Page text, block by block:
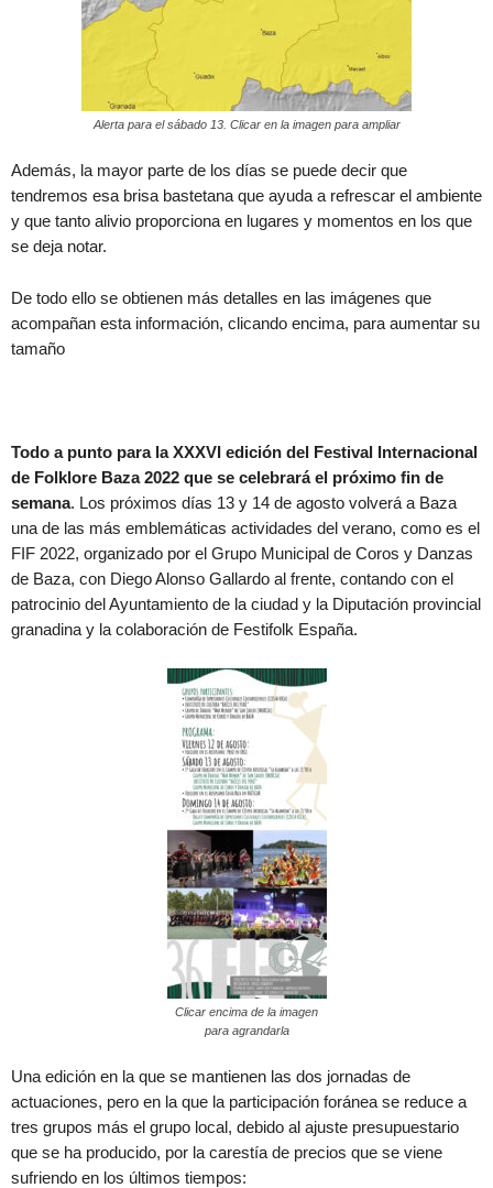
Alerta para el sábado 13. Clicar en la imagen para ampliar
Además, la mayor parte de los días se puede decir que
tendremos esa brisa bastetana que ayuda a refrescar el ambiente
y que tanto alivio proporciona en lugares y momentos en los que
se deja notar.
De todo ello se obtienen más detalles en las imágenes que
acompañan esta información, clicando encima, para aumentar su
tamaño
Todo a punto para la XXXVI edición del Festival Internacional
de Folklore Baza 2022 que se celebrará el próximo fin de
semana. Los próximos días 13 y 14 de agosto volverá a Baza
una de las más emblemáticas actividades del verano, como es el
FIF 2022, organizado por el Grupo Municipal de Coros y Danzas
de Baza, con Diego Alonso Gallardo al frente, contando con el
patrocinio del Ayuntamiento de la ciudad y la Diputación provincial
granadina y la colaboración de Festifolk España.
Clicar encima de la imagen
para agrandarla
Una edición en la que se mantienen las dos jornadas de
actuaciones, pero en la que la participación foránea se reduce a
tres grupos más el grupo local, debido al ajuste presupuestario
que se ha producido, por la carestía de precios que se viene
sufriendo en los últimos tiempos: